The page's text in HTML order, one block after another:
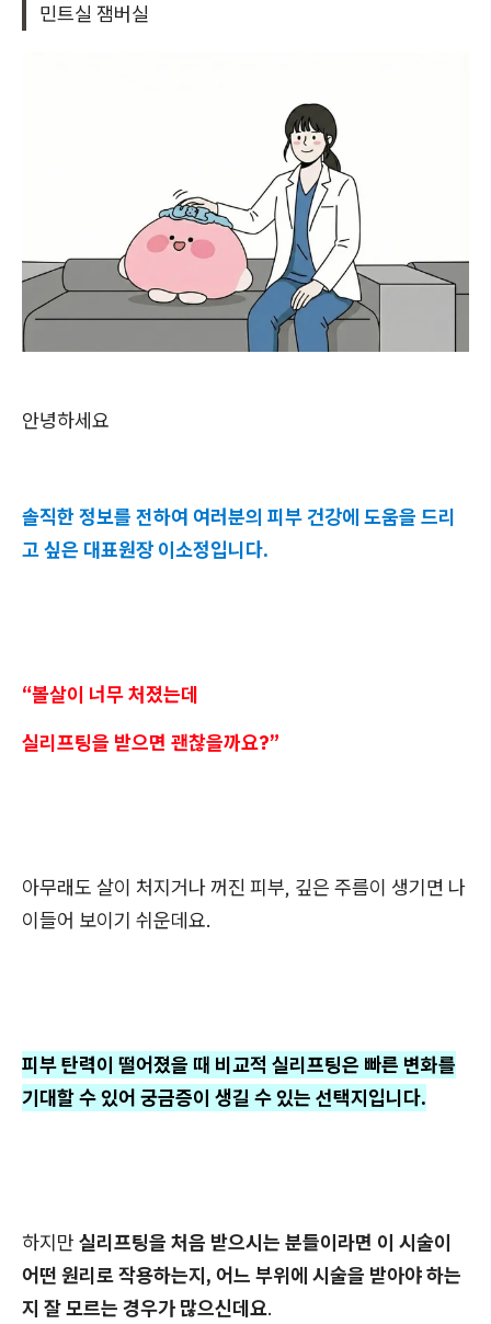
민트실 잼버실
안녕하세요
솔직한 정보를 전하여 여러분의 피부 건강에 도움을 드리
고 싶은 대표원장 이소정입니다.
“볼살이 너무 처졌는데
실리프팅을 받으면 괜찮을까요?”
아무래도 살이 처지거나 꺼진 피부, 깊은 주름이 생기면 나
이들어 보이기 쉬운데요.
피부 탄력이 떨어졌을 때 비교적 실리프팅은 빠른 변화를
기대할 수 있어 궁금증이 생길 수 있는 선택지입니다.
하지만 실리프팅을 처음 받으시는 분들이라면 이 시술이
어떤 원리로 작용하는지, 어느 부위에 시술을 받아야 하는
지 잘 모르는 경우가 많으신데요.